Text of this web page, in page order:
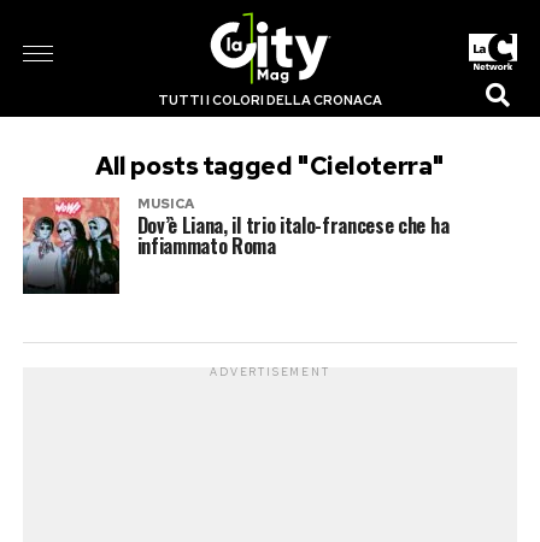
TUTTI I COLORI DELLA CRONACA
All posts tagged "Cieloterra"
MUSICA
Dov’è Liana, il trio italo-francese che ha
infiammato Roma
ADVERTISEMENT